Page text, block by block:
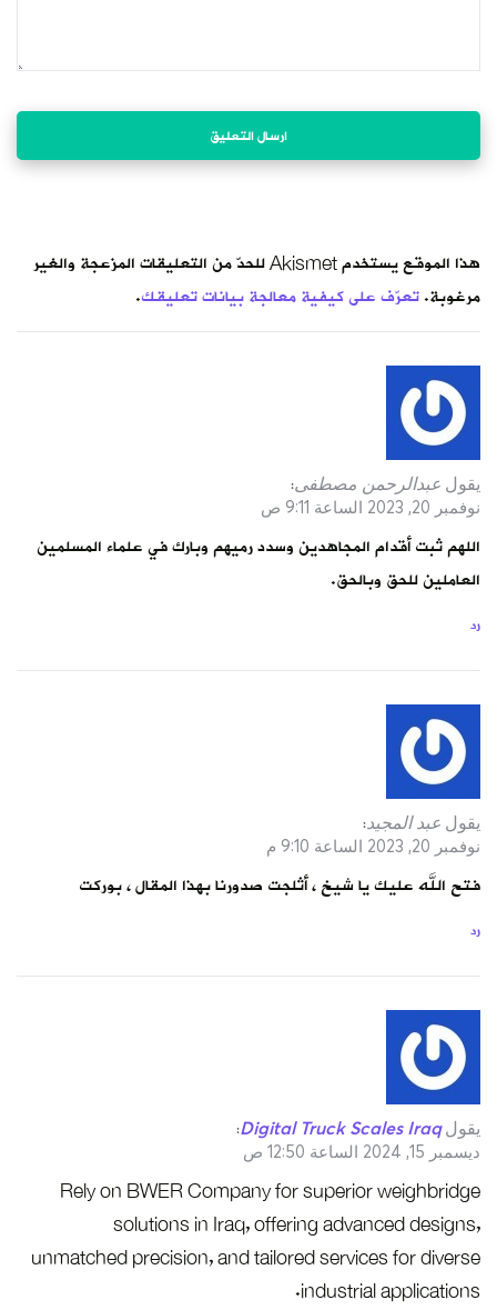
هذا الموقع يستخدم Akismet للحدّ من التعليقات المزعجة والغير
مرغوبة.تعرّف على كيفية معالجة بيانات تعليقك.
يقول عبدالرحمن مصطفى:
نوفمبر 20, 2023 الساعة 9:11 ص
اللهم ثبت أقدام المجاهدين وسدد رميهم وبارك في علماء المسلمين
العاملين للحق وبالحق.
رد
يقول عبد المجيد:
نوفمبر 20, 2023 الساعة 9:10 م
فتح الله عليك يا شيخ ، أثلجت صدورنا بهذا المقال ، بوركت
رد
يقول Digital Truck Scales Iraq
:
ديسمبر 15, 2024 الساعة 12:50 ص
Rely on BWER Company for superior weighbridge
solutions in Iraq, offering advanced designs,
unmatched precision, and tailored services for diverse
industrial applications.